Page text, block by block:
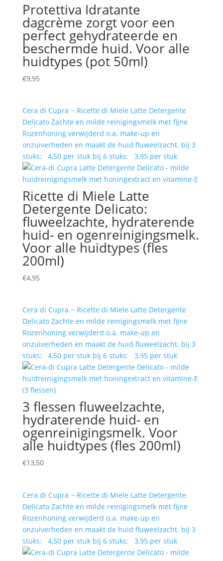
Protettiva Idratante
dagcrème zorgt voor een
perfect gehydrateerde en
beschermde huid. Voor alle
huidtypes (pot 50ml)
€9,95
Cera di Cupra ~ Ricette di Miele Latte Detergente
Delicato Zachte en milde reinigingsmelk met fijne
Rozenhoning verwijderd o.a. make-up en
onzuiverheden en maakt de huid fluweelzacht. bij 3
stuks: 4,50 per stuk bij 6 stuks: 3,95 per stuk
Ricette di Miele Latte
Detergente Delicato:
fluweelzachte, hydraterende
huid- en ogenreinigingsmelk.
Voor alle huidtypes (fles
200ml)
€4,95
Cera di Cupra ~ Ricette di Miele Latte Detergente
Delicato Zachte en milde reinigingsmelk met fijne
Rozenhoning verwijderd o.a. make-up en
onzuiverheden en maakt de huid fluweelzacht. bij 3
stuks: 4,50 per stuk bij 6 stuks: 3,95 per stuk
3 flessen fluweelzachte,
hydraterende huid- en
ogenreinigingsmelk. Voor
alle huidtypes (fles 200ml)
€13,50
Cera di Cupra ~ Ricette di Miele Latte Detergente
Delicato Zachte en milde reinigingsmelk met fijne
Rozenhoning verwijderd o.a. make-up en
onzuiverheden en maakt de huid fluweelzacht. bij 3
stuks: 4,50 per stuk bij 6 stuks: 3,95 per stuk